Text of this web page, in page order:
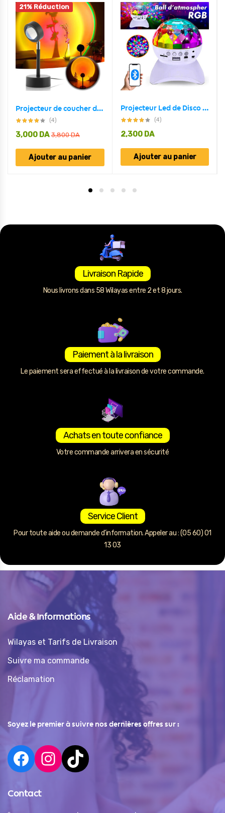
21% Réduction
Projecteur de coucher de soleil rotatif à 180 ° USB décoration murale
(4)
3,800DA
3,000 DA
Ajouter au panier
Projecteur Led de Disco RGB intelligente décoration Chambre à coucher
(4)
2,300 DA
Ajouter au panier
Livraison Rapide
Nous livrons dans 58 Wilayas entre 2 et 8 jours.
Paiement à la livraison
Le paiement sera effectué à la livraison de votre commande.
Achats en toute confiance
Votre commande arrivera en sécurité
Service Client
Pour toute aide ou demande d’information. Appeler au : (05 60) 01
13 03
Aide & Informations
Wilayas et Tarifs de Livraison
Suivre ma commande
Réclamation
Soyez le premier à suivre nos dernières offres sur :
Contact